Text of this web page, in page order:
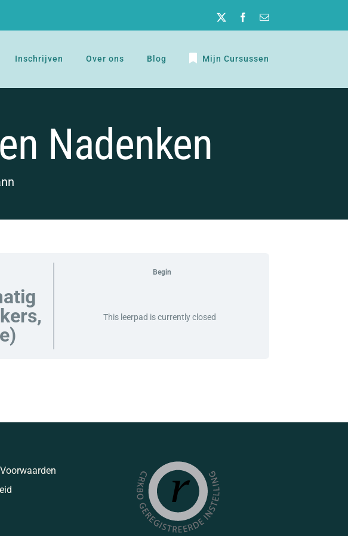
Twitter Facebook
E-
Inschrijven Over ons Blog Mijn Cursussen
Nadenken
Begin
This leerpad is currently closed